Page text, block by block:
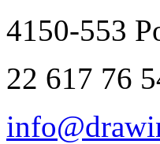
4150-553
22 617 76